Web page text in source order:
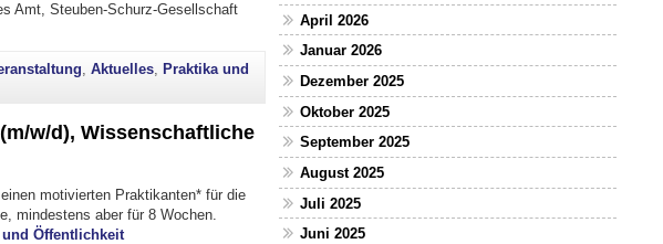
Amt, Steuben-Schurz-Gesellschaft
,Aktuelles ,Praktika und
w/d), Wissenschaftliche
motivierten Praktikanten* für die
mindestens aber für 8 Wochen.
Öffentlichkeit
April 2026
Januar 2026
Dezember 2025
Oktober 2025
September 2025
August 2025
Juli 2025
Juni 2025